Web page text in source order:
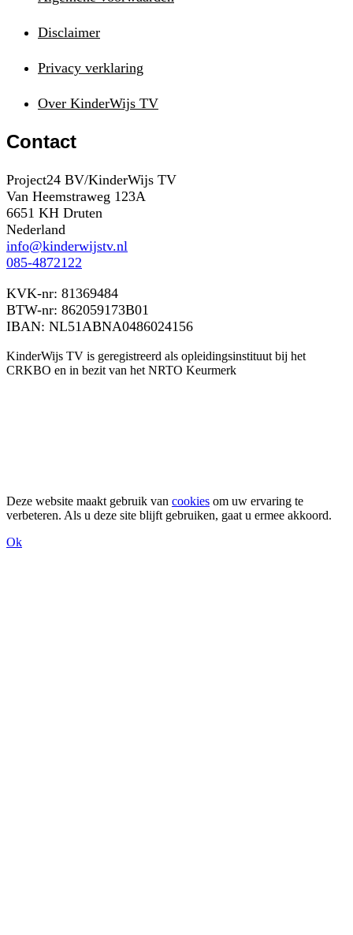
Disclaimer
Privacy verklaring
Over KinderWijs TV
Contact
Project24 BV/KinderWijs TV
Van Heemstraweg 123A
6651 KH Druten
Nederland
info@kinderwijstv.nl
085-4872122
KVK-nr: 81369484
BTW-nr: 862059173B01
IBAN: NL51ABNA0486024156
KinderWijs TV is geregistreerd als opleidingsinstituut bij het
CRKBO en in bezit van het NRTO Keurmerk
Deze website maakt gebruik van cookies om uw ervaring te
verbeteren. Als u deze site blijft gebruiken, gaat u ermee akkoord.
Ok